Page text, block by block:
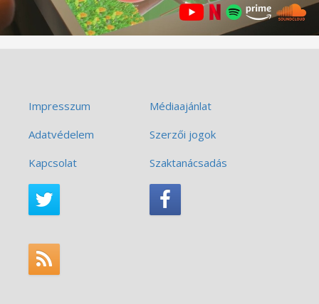
Impresszum
Médiaajánlat
Adatvédelem
Szerzői jogok
Kapcsolat
Szaktanácsadás